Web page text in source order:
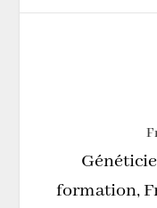
formation,